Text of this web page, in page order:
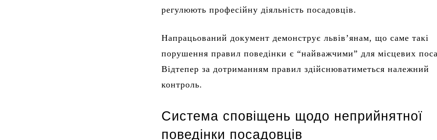
регулюють професійну діяльність посадовців.
Напрацьований документ демонструє львів’янам, що саме такі
порушення правил поведінки є “найважчими” для місцевих
Відтепер за дотриманням правил здійснюватиметься належний
контроль.
Система сповіщень щодо неприйнятної
поведінки посадовців